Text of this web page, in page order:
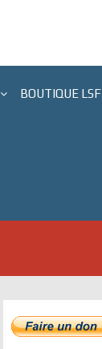
BOUTIQUE LSF